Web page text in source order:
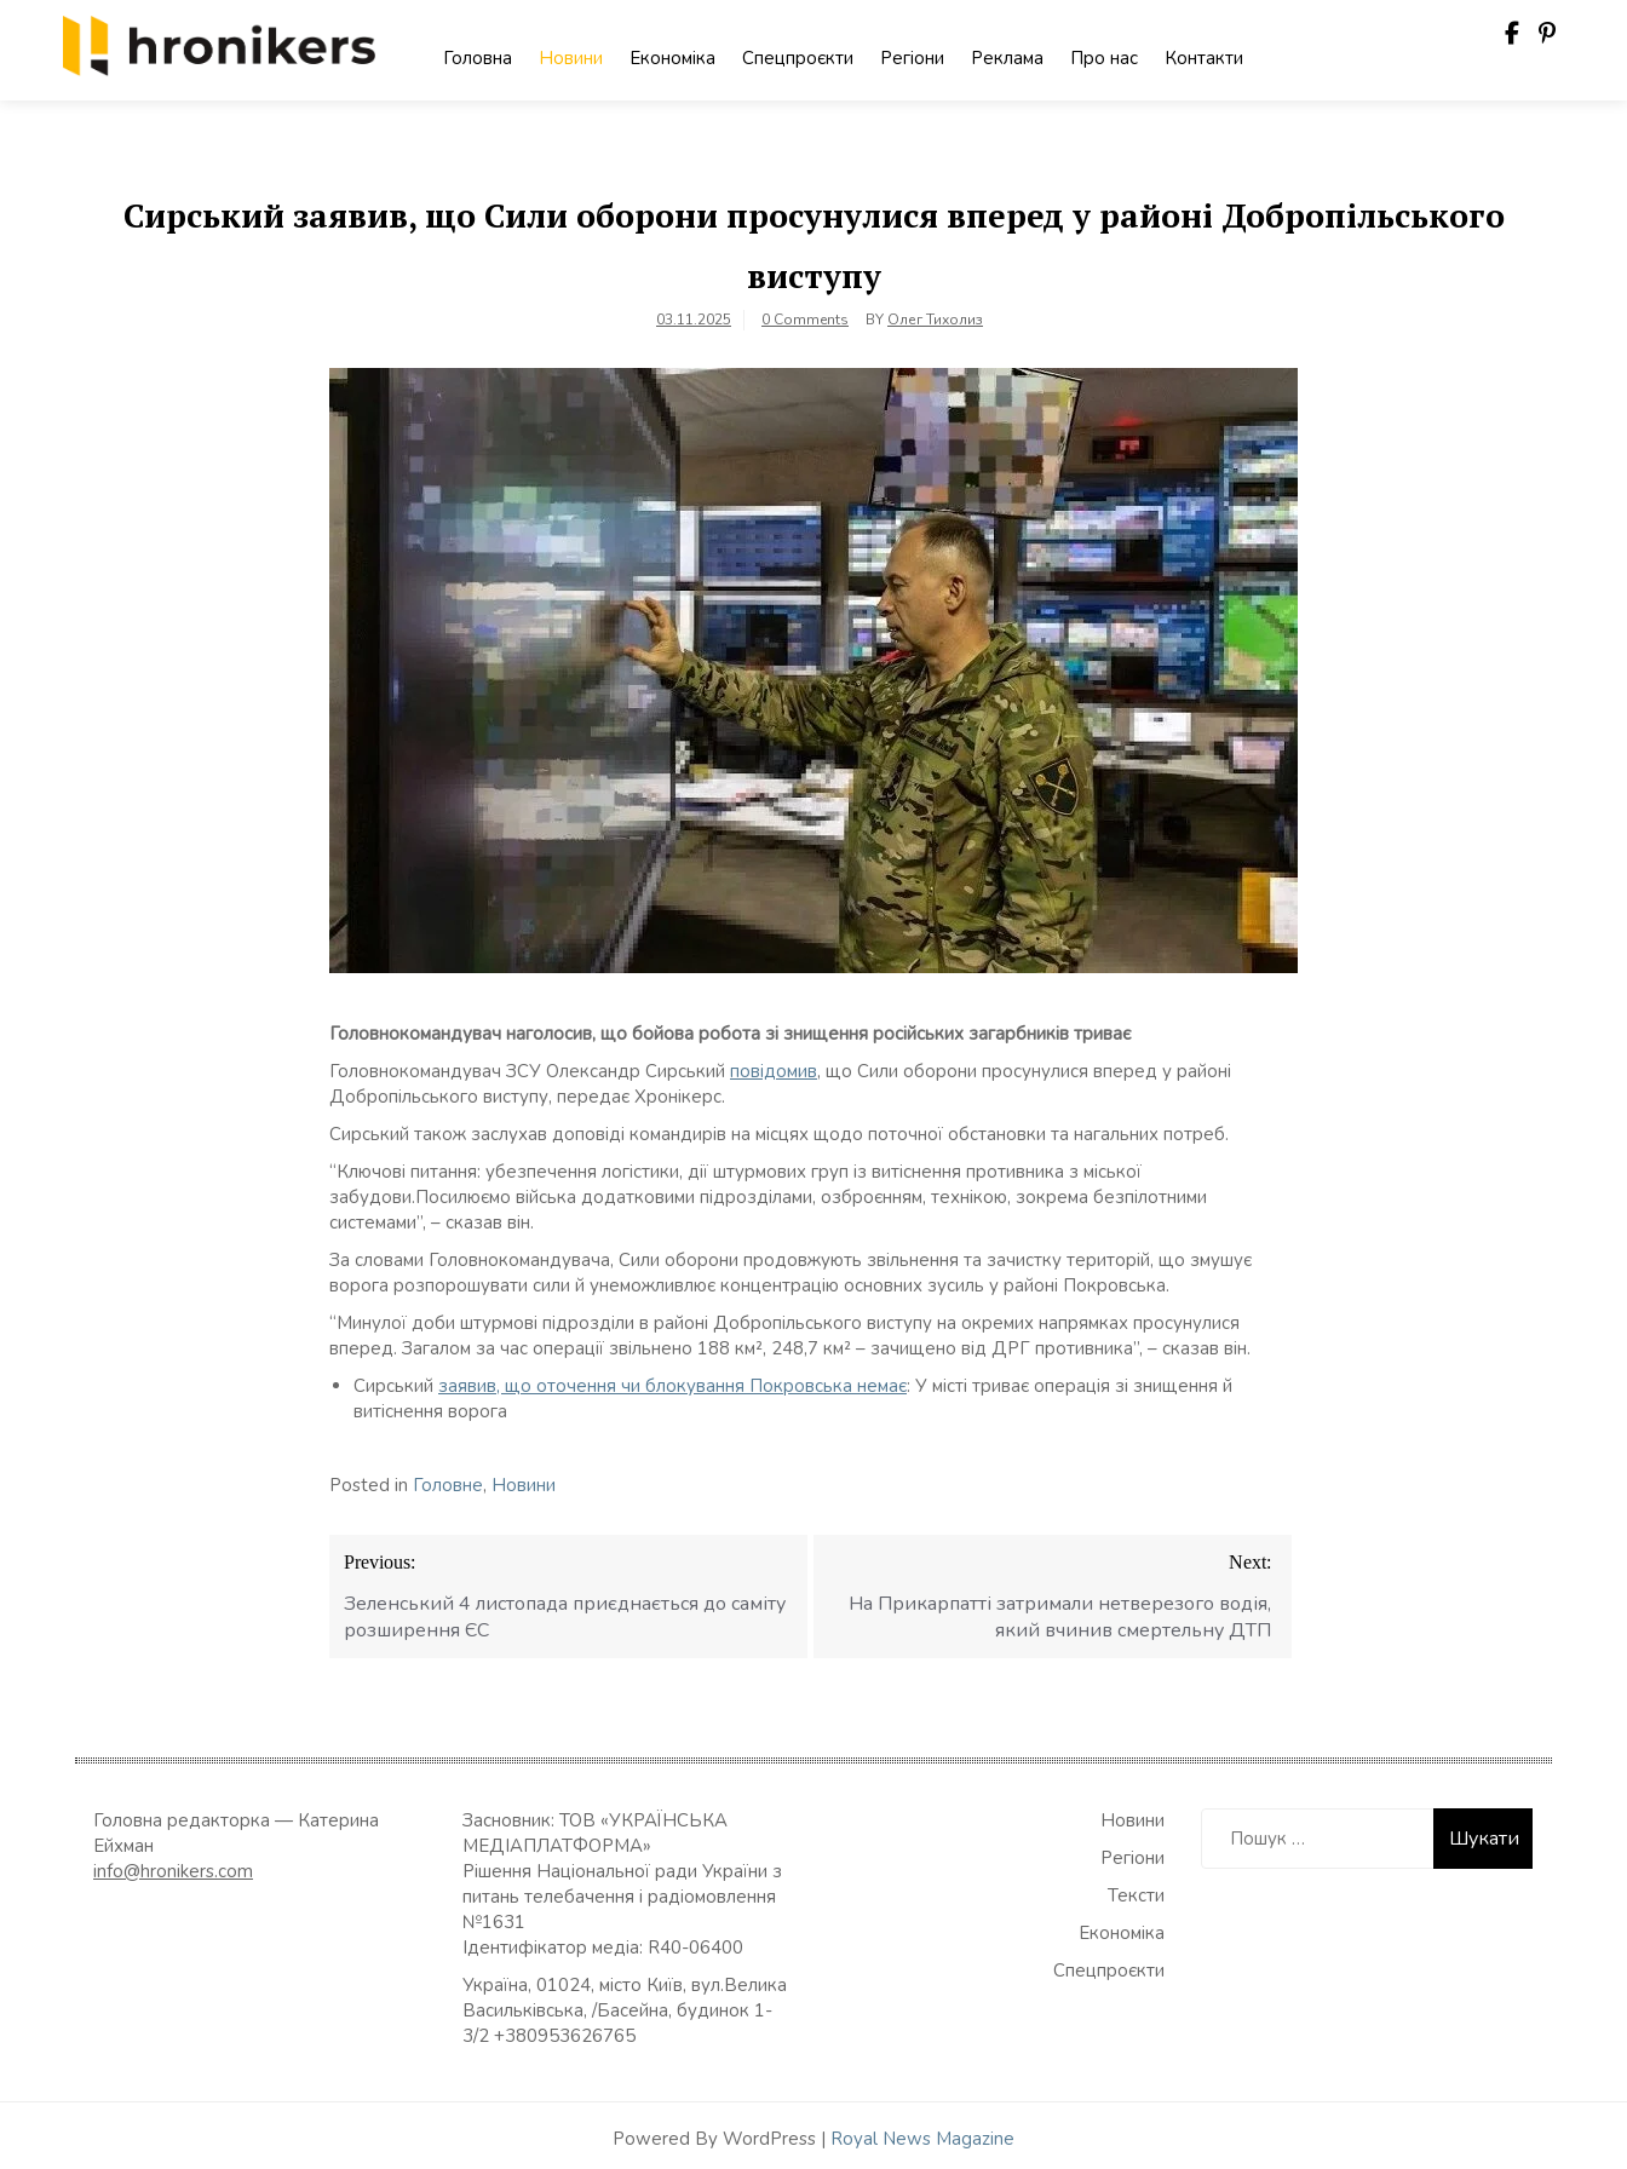
Головна Новини Економіка Спецпроєкти Регіони Реклама Про нас Контакти
Сирський заявив, що Сили оборони просунулися вперед у районі Добропільського
виступу
03.11.2025 0 Comments BY Олег Тихолиз
Головнокомандувач наголосив, що бойова робота зі знищення російських загарбників триває
Головнокомандувач ЗСУ Олександр Сирський повідомив, що Сили оборони просунулися вперед у районі
Добропільського виступу, передає Хронікерс.
Сирський також заслухав доповіді командирів на місцях щодо поточної обстановки та нагальних потреб.
“Ключові питання: убезпечення логістики, дії штурмових груп із витіснення противника з міської
забудови.Посилюємо війська додатковими підрозділами, озброєнням, технікою, зокрема безпілотними
системами”, – сказав він.
За словами Головнокомандувача, Сили оборони продовжують звільнення та зачистку територій, що змушує
ворога розпорошувати сили й унеможливлює концентрацію основних зусиль у районі Покровська.
“Минулої доби штурмові підрозділи в районі Добропільського виступу на окремих напрямках просунулися
вперед. Загалом за час операції звільнено 188 км², 248,7 км² – зачищено від ДРГ противника”, – сказав він.
Сирський заявив, що оточення чи блокування Покровська немає: У місті триває операція зі знищення й
витіснення ворога
Posted in Головне, Новини
Навігація
записів
Previous:
Зеленський 4 листопада приєднається до саміту
розширення ЄС
Next:
На Прикарпатті затримали нетверезого водія,
який вчинив смертельну ДТП
Головна редакторка — Катерина
Ейхман
info@hronikers.com
Засновник: ТОВ «УКРАЇНСЬКА
МЕДІАПЛАТФОРМА»
Рішення Національної ради України з
питань телебачення і радіомовлення
№1631
Ідентифікатор медіа: R40-06400
Україна, 01024, місто Київ, вул.Велика
Васильківська, /Басейна, будинок 1-
3/2 +380953626765
Новини
Регіони
Тексти
Економіка
Спецпроєкти
Powered By WordPress | Royal News Magazine